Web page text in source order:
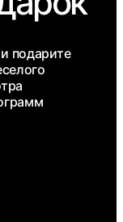
подарите